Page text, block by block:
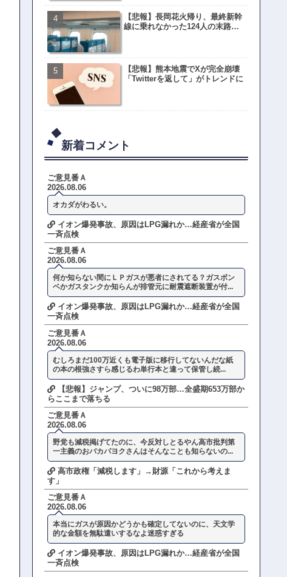
【悲報】長岡花火帰り、最終新幹
線に乗れなかった124人の末路…
【悲報】熊本地震でXが完全崩壊
「Twitterを返して」がトレンドに
新着コメント
ご意見番Ａ
2026.08.06
オカダがわるい。
イオン爆発事故、原因はLPG漏れか…経産省が全国
一斉点検
ご意見番Ａ
2026.08.06
何か知らない間にＬＰガスが悪者にされてる？ガスボン
ベかガスタンクか知らんが排管元に耐震遮断装置が付...
イオン爆発事故、原因はLPG漏れか…経産省が全国
一斉点検
ご意見番Ａ
2026.08.06
むしろまだ100万近くも電子版に移行してないんだな紙
の本の根強さすら感じるわ単行本と違って保管し続...
【悲報】ジャンプ、ついに98万部…全盛期653万部か
らここまで落ちる
ご意見番Ａ
2026.08.06
野党も減税掲げてたのに、今反対しとるやん高市批判第
一主義のおバカパヨクさんはそんなことも知らないの...
高市政権「減税します」→財源「これから考えま
す」
ご意見番Ａ
2026.08.06
本当にガスが原因かどうかも確定してないのに、天文学
的な金額を無駄遣いするなよ迷惑すぎる
イオン爆発事故、原因はLPG漏れか…経産省が全国
一斉点検